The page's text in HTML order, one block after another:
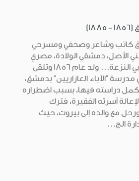
كاتب وشاعر وصحفي ومسرحي
الأصل، دمشقي الولادة، مصري
الهوى، عربي النزعة... ولد عام 1856 وتلقى
"الآباء العازاريين" بدمشق،
دراسته فيها، بسبب اضطراره
أسرته الفقيرة، فترك
مع والده إلى بيروت، حيث
الج...